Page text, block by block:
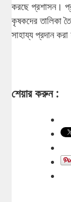
করছে প্রশাসন।
কৃষকদের তালিকা
সাহায্য প্রদান
শেয়ার করুন :